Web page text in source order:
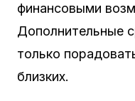
финансовыми
Дополнительные
только
близких.